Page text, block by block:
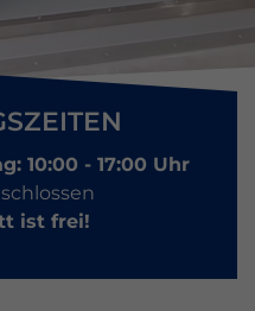
10:00 - 17:00 Uhr
ist frei!